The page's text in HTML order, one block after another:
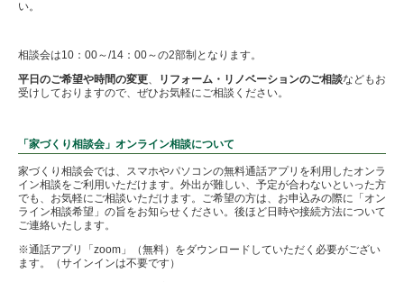
い。
相談会は10：00～/14：00～の2部制となります。
平日のご希望や時間の変更、 リフォーム・リノベーションのご相談などもお
受けしておりますので、ぜひお気軽にご相談ください。
「家づくり相談会」オンライン相談について
家づくり相談会では、スマホやパソコンの無料通話アプリを利用したオンラ
イン相談をご利用いただけます。外出が難しい、予定が合わないといった方
でも、お気軽にご相談いただけます。ご希望の方は、お申込みの際に「オン
ライン相談希望」の旨をお知らせください。後ほど日時や接続方法について
ご連絡いたします。
※通話アプリ「zoom」（無料）をダウンロードしていただく必要がござい
ます。（サインインは不要です）